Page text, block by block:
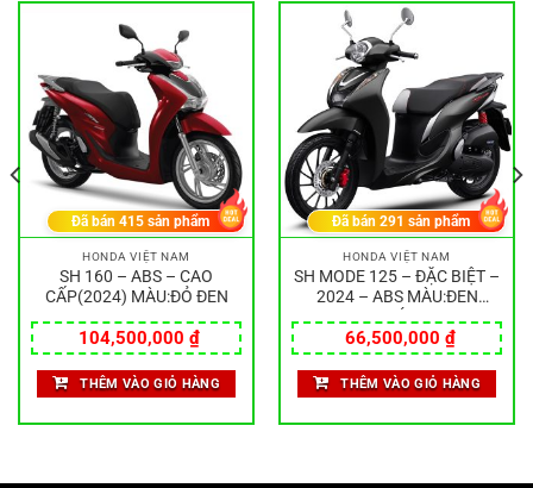
HONDA VIỆT NAM
SH 160 – ABS – CAO
CẤP(2024) MÀU:ĐỎ ĐEN
104,500,000 ₫
Đã bán415 sản phẩm
THÊM VÀO GIỎ HÀNG
HONDA VIỆT NAM
SH MODE 125 – ĐẶC BIỆT –
2024 – ABS MÀU:ĐEN
66,500,000 ₫
Đã bán291 sản phẩm
THÊM VÀO GIỎ HÀNG